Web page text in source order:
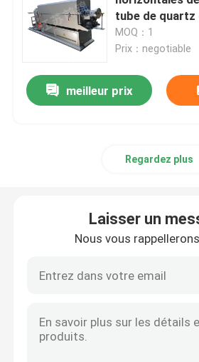
four de ceinture de maille
Four en forme de boîte
tube de quartz
température
MOQ：1
Prix：negotiable
meilleur prix
Regardez plus
Laisser un
Nous vous